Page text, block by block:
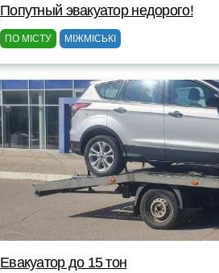
Попутный эвакуатор недорого!
ПО МІСТУ МІЖМІСЬКІ
Евакуатор до 15 тон